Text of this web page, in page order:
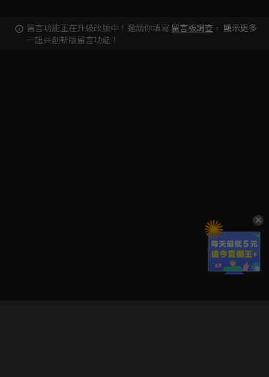
留言功能正在升級改版中！邀請你填寫 留言板調查 ，
一起共創新版留言功能！
顯示更多